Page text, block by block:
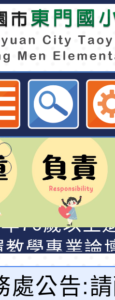
廚餘全回收」政
之廚餘，詳如說
資訊網
市政府政風
牽手，綠能
影片
年70歲以上
座「吃得安
退休同仁踴
教學專業論
的好老師：
「淨零綠領
桃園區農業
處公告: